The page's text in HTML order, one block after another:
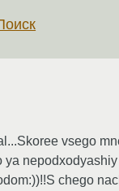
vsego
chego